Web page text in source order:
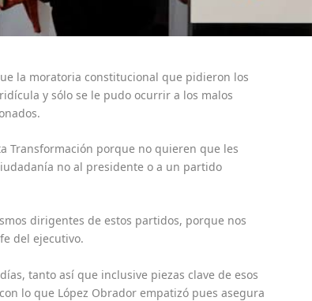
la moratoria constitucional que pidieron los
ridícula y sólo se le pudo ocurrir a los malos
Transformación porque no quieren que les
no al presidente o a un partido
dirigentes de estos partidos, porque nos
del ejecutivo.
tanto así que inclusive piezas clave de esos
lo que López Obrador empatizó pues asegura